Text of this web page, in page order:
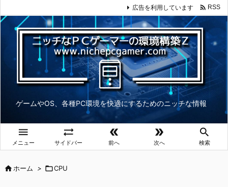
ゲームやOS、各種PC環境を快適にするためのニッチな情報

メニュー

サイドバー

前へ

次へ

検索
広告を利用しています  RSS
ホーム > CPU